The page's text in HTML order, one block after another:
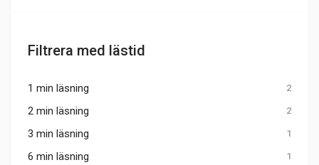
Filtrera med lästid
1 min läsning 2
2 min läsning 2
3 min läsning 1
6 min läsning 1